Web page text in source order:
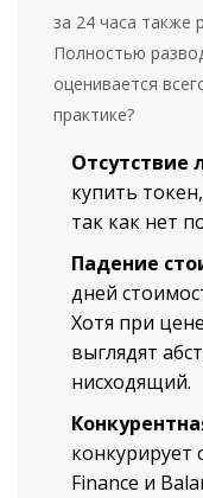
за 24 часа также
Полностью
оценивается
практике?
Отсутствие
купить
так как нет
Падение
дней
Хотя при
выглядят
нисходящий.
конкурирует
Finance и